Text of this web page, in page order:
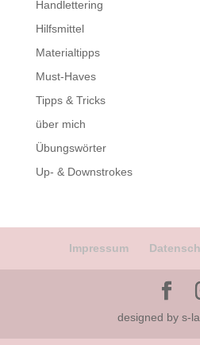
Handlettering
Hilfsmittel
Materialtipps
Must-Haves
Tipps & Tricks
über mich
Übungswörter
Up- & Downstrokes
Impressum
designed by s-